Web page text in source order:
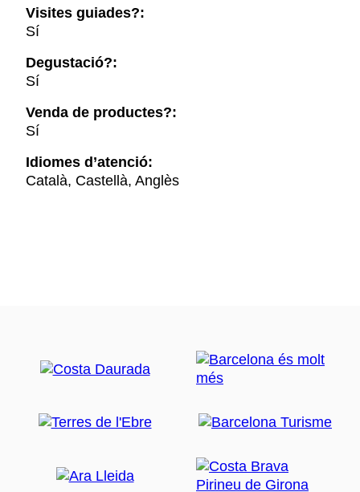
Visites guiades?:
Sí
Degustació?:
Sí
Venda de productes?:
Sí
Idiomes d’atenció:
Català, Castellà, Anglès